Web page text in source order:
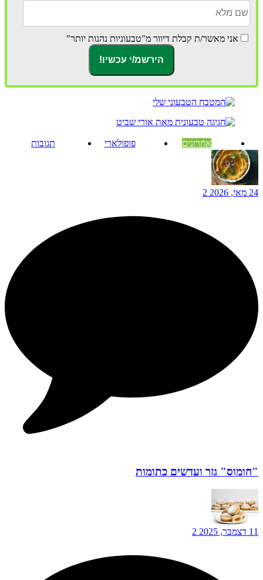
אני מאשר/ת קבלת דיוור מ"טבעוניות נהנות יותר"
אחרונים פופולארי תגובות
24 מאי, 2026 2
"חומוס" גזר ועדשים כתומות
11 דצמבר, 2025 2